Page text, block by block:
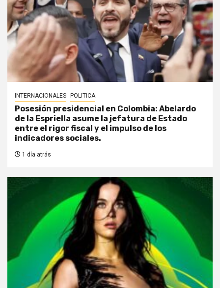
INTERNACIONALES POLITICA
Posesión presidencial en Colombia: Abelardo
de la Espriella asume la jefatura de Estado
entre el rigor fiscal y el impulso de los
indicadores sociales.
1 día atrás